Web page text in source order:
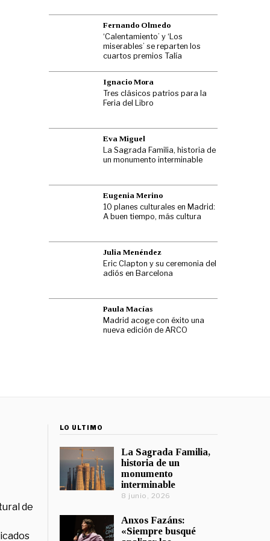
Fernando Olmedo
‘Calentamiento’ y ‘Los
miserables’ se reparten los
cuartos premios Talía
Ignacio Mora
Tres clásicos patrios para la
Feria del Libro
Eva Miguel
La Sagrada Familia, historia de
un monumento interminable
Eugenia Merino
10 planes culturales en Madrid:
A buen tiempo, más cultura
Julia Menéndez
Eric Clapton y su ceremonia del
adiós en Barcelona
Paula Macías
Madrid acoge con éxito una
nueva edición de ARCO
de
LO ÚLTIMO
La Sagrada Familia,
historia de un
monumento
interminable
8 junio, 2026
Anxos Fazáns:
«Siempre busqué